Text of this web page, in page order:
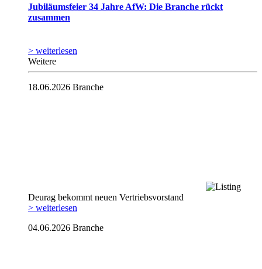
Jubiläumsfeier 34 Jahre AfW: Die Branche rückt
zusammen
> weiterlesen
Weitere
18.06.2026 Branche
Deurag bekommt neuen Vertriebsvorstand
> weiterlesen
04.06.2026 Branche